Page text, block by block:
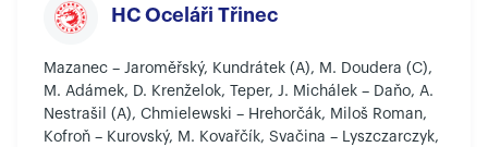
HC Oceláři Třinec
Mazanec – Jaroměřský, Kundrátek (A), M. Doudera (C),
M. Adámek, D. Krenželok, Teper, J. Michálek – Daňo, A.
Nestrašil (A), Chmielewski – Hrehorčák, Miloš Roman,
Kofroň – Kurovský, M. Kovařčík, Svačina – Lyszczarczyk,